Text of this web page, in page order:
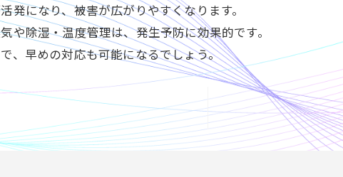
発になり、被害が広がりやすくなります。
や除湿・温度管理は、発生予防に効果的です。
、早めの対応も可能になるでしょう。